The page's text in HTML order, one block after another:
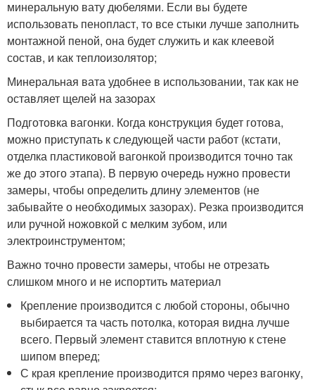
минеральную вату дюбелями. Если вы будете
использовать пенопласт, то все стыки лучше заполнить
монтажной пеной, она будет служить и как клеевой
состав, и как теплоизолятор;
Минеральная вата удобнее в использовании, так как не
оставляет щелей на зазорах
Подготовка вагонки. Когда конструкция будет готова,
можно приступать к следующей части работ (кстати,
отделка пластиковой вагонкой производится точно так
же до этого этапа). В первую очередь нужно провести
замеры, чтобы определить длину элементов (не
забывайте о необходимых зазорах). Резка производится
или ручной ножовкой с мелким зубом, или
электроинструментом;
Важно точно провести замеры, чтобы не отрезать
слишком много и не испортить материал
Крепление производится с любой стороны, обычно
выбирается та часть потолка, которая видна лучше
всего. Первый элемент ставится вплотную к стене
шипом вперед;
С края крепление производится прямо через вагонку,